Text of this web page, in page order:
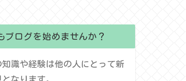
ブログを始めませんか？
知識や経験は他の人にとって新